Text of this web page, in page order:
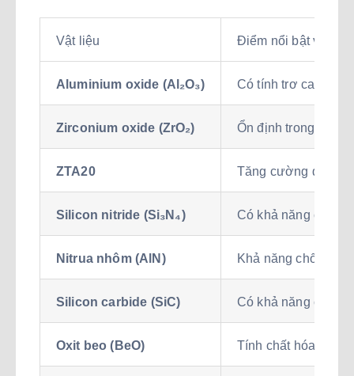
Vật liệu Điểm nổi bật về
Aluminium oxide (Al₂O₃) Có tính trơ cao
Zirconium oxide (ZrO₂) Ổn định trong điều
ZTA20 Tăng cường độ bền
Silicon nitride (Si₃N₄) Có khả năng chống
Nitrua nhôm (AlN) Khả năng chống
Silicon carbide (SiC) Có khả năng chống
Oxit beo (BeO) Tính chất hóa học